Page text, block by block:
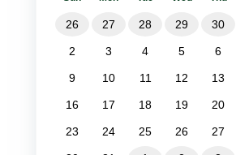
26 27 28 29 30
2 3 4 5 6
9 10 11 12 13
16 17 18 19 20
23 24 25 26 27